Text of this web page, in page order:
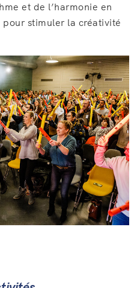
et de l’harmonie en
stimuler la créativité